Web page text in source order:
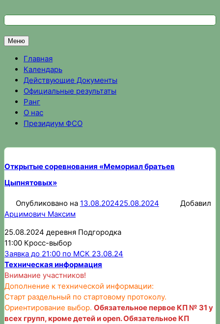
кФедерация спортивного ориентирования Омской области
Спортивное ориентирование в Омске, результаты
Меню
Главная
Календарь
Действующие Документы
Официальные результаты
Ранг
О нас
Президиум ФСО
Открытые соревнования «Мемориал братьев
Цыпнятовых»
Опубликовано на 13.08.202425.08.2024
Добавил
Арцимович Максим
25.08.2024 деревня Подгородка
11:00 Кросс-выбор
Заявка до 21:00 по МСК 23.08.24
Техническая информация
Внимание участников!
Дополнение к технической информации:
Старт раздельный по стартовому протоколу.
Ориентирование выбор. Обязательное первое КП № 31 у
всех групп, кроме детей и open. Обязательное КП